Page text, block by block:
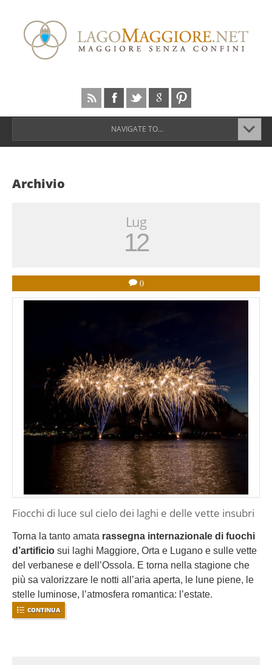
NAVIGATE TO...
Archivio
Lug
12
0
Fiocchi di luce sul cielo dei laghi e delle vette insubri
Torna la tanto amata rassegna internazionale di fuochi
d’artificio sui laghi Maggiore, Orta e Lugano e sulle vette
del verbanese e dell’Ossola. E torna nella stagione che
più sa valorizzare le notti all’aria aperta, le lune piene, le
stelle luminose, l’atmosfera romantica: l’estate.
CONTINUA